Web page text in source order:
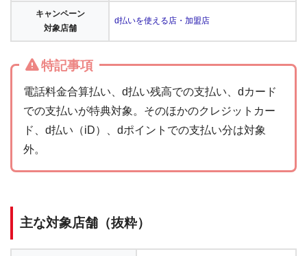
キャンペーン
対象店舗
d払いを使える店・加盟店
特記事項
電話料金合算払い、d払い残高での支払い、dカード
での支払いが特典対象。そのほかのクレジットカー
ド、d払い（iD）、dポイントでの支払い分は対象
外。
主な対象店舗（抜粋）